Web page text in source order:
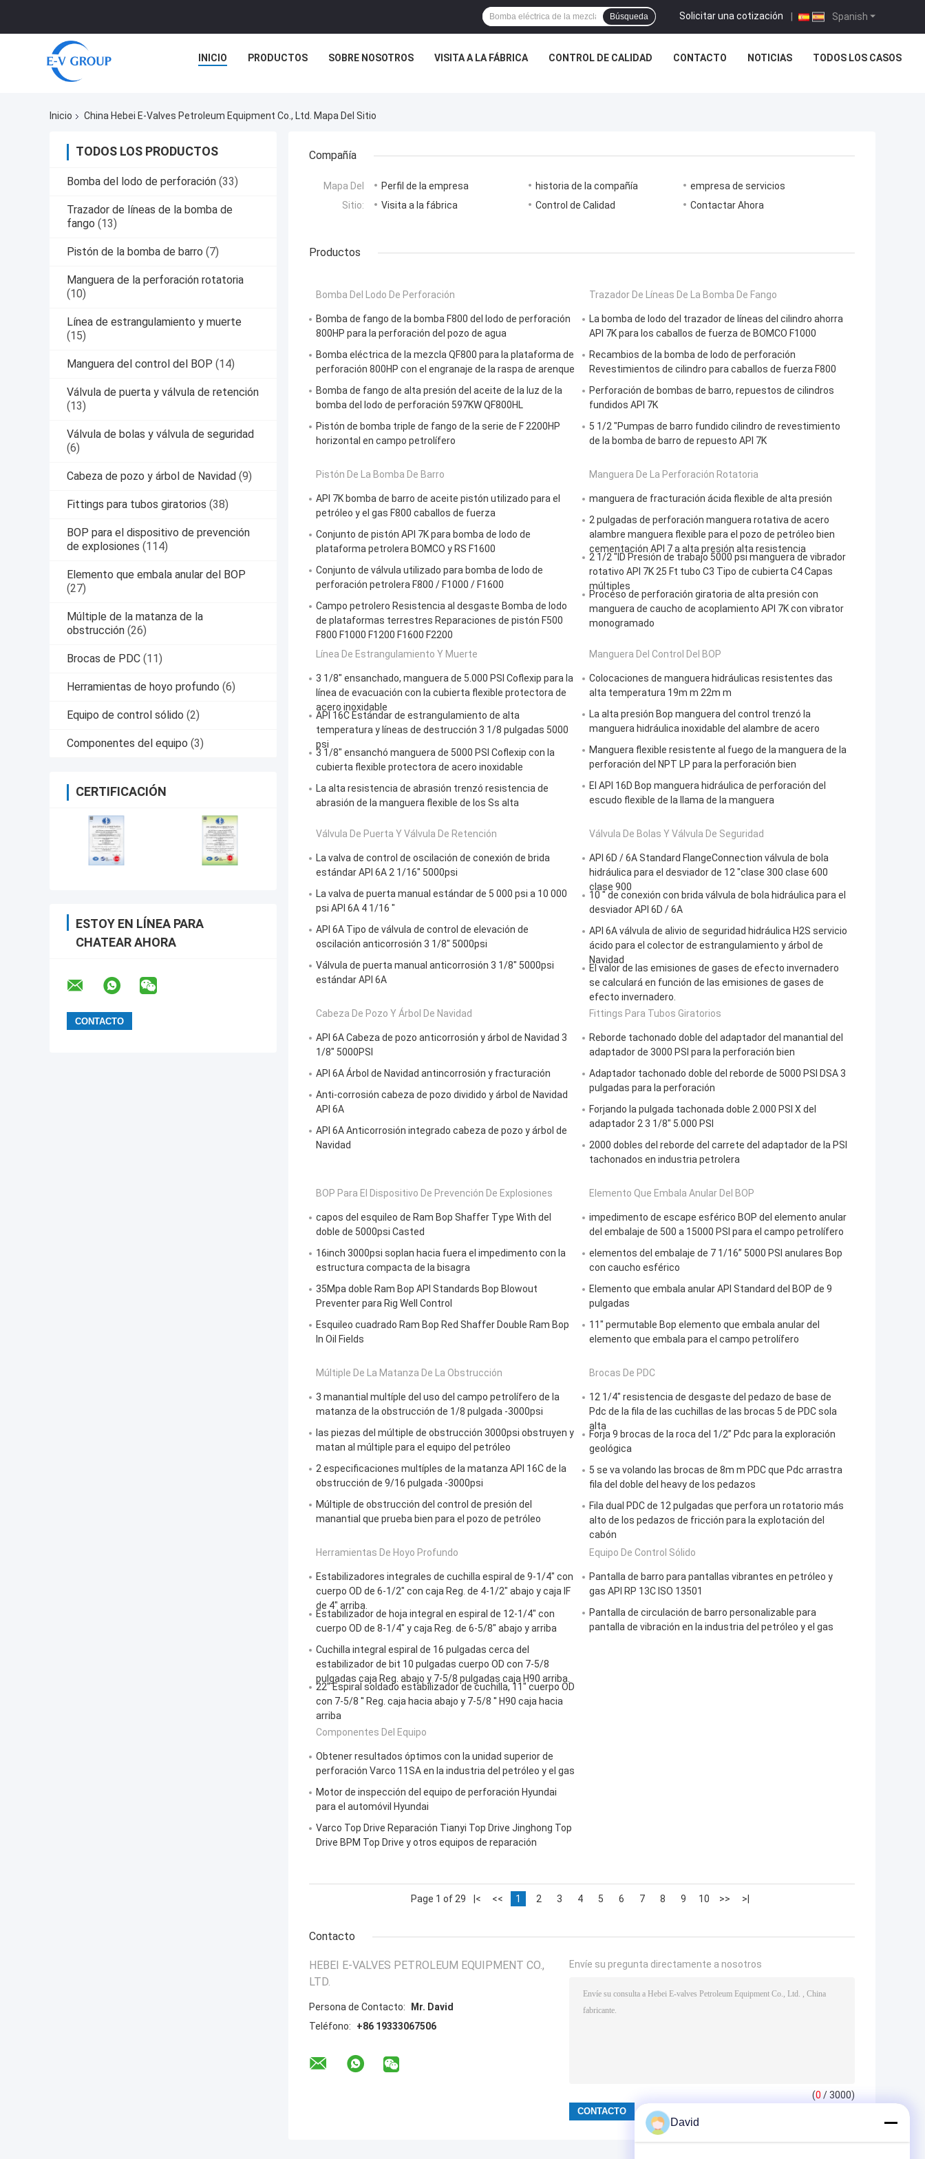
Spanish
Solicitar una cotización |
Búsqueda
INICIO PRODUCTOS SOBRE NOSOTROS VISITA A LA FÁBRICA CONTROL DE CALIDAD CONTACTO NOTICIAS TODOS LOS CASOS
Inicio China Hebei E-Valves Petroleum Equipment Co., Ltd. Mapa Del Sitio
TODOS LOS PRODUCTOS
Bomba del lodo de perforación (33)
Trazador de líneas de la bomba de
fango (13)
Pistón de la bomba de barro (7)
Manguera de la perforación rotatoria
(10)
Línea de estrangulamiento y muerte
(15)
Manguera del control del BOP (14)
Válvula de puerta y válvula de retención
(13)
Válvula de bolas y válvula de seguridad
(6)
Cabeza de pozo y árbol de Navidad (9)
Fittings para tubos giratorios (38)
BOP para el dispositivo de prevención
de explosiones (114)
Elemento que embala anular del BOP
(27)
Múltiple de la matanza de la
obstrucción (26)
Brocas de PDC (11)
Herramientas de hoyo profundo (6)
Equipo de control sólido (2)
Componentes del equipo (3)
CERTIFICACIÓN
ESTOY EN LÍNEA PARA
CHATEAR AHORA
Compañía
Mapa Del
Sitio:
Perfil de la empresa historia de la compañía
empresa de servicios
Visita a la fábrica
Control de Calidad Contactar Ahora
Productos
Bomba Del Lodo De Perforación
Bomba de fango de la bomba F800 del lodo de perforación
800HP para la perforación del pozo de agua
Bomba eléctrica de la mezcla QF800 para la plataforma de
perforación 800HP con el engranaje de la raspa de arenque
Bomba de fango de alta presión del aceite de la luz de la
bomba del lodo de perforación 597KW QF800HL
Pistón de bomba triple de fango de la serie de F 2200HP
horizontal en campo petrolífero
Trazador De Líneas De La Bomba De Fango
La bomba de lodo del trazador de líneas del cilindro ahorra
API 7K para los caballos de fuerza de BOMCO F1000
Recambios de la bomba de lodo de perforación
Revestimientos de cilindro para caballos de fuerza F800
Perforación de bombas de barro, repuestos de cilindros
fundidos API 7K
5 1/2 "Pumpas de barro fundido cilindro de revestimiento
de la bomba de barro de repuesto API 7K
Pistón De La Bomba De Barro
API 7K bomba de barro de aceite pistón utilizado para el
petróleo y el gas F800 caballos de fuerza
Conjunto de pistón API 7K para bomba de lodo de
plataforma petrolera BOMCO y RS F1600
Conjunto de válvula utilizado para bomba de lodo de
perforación petrolera F800 / F1000 / F1600
Campo petrolero Resistencia al desgaste Bomba de lodo
de plataformas terrestres Reparaciones de pistón F500
F800 F1000 F1200 F1600 F2200
Manguera De La Perforación Rotatoria
manguera de fracturación ácida flexible de alta presión
2 pulgadas de perforación manguera rotativa de acero
alambre manguera flexible para el pozo de petróleo bien
cementación API 7 a alta presión alta resistencia
2 1/2 "ID Presión de trabajo 5000 psi manguera de vibrador
rotativo API 7K 25 Ft tubo C3 Tipo de cubierta C4 Capas
múltiples
Proceso de perforación giratoria de alta presión con
manguera de caucho de acoplamiento API 7K con vibrator
monogramado
Línea De Estrangulamiento Y Muerte
3 1/8" ensanchado, manguera de 5.000 PSI Coflexip para la
línea de evacuación con la cubierta flexible protectora de
acero inoxidable
API 16C Estándar de estrangulamiento de alta
temperatura y líneas de destrucción 3 1/8 pulgadas 5000
psi
3 1/8" ensanchó manguera de 5000 PSI Coflexip con la
cubierta flexible protectora de acero inoxidable
La alta resistencia de abrasión trenzó resistencia de
abrasión de la manguera flexible de los Ss alta
Manguera Del Control Del BOP
Colocaciones de manguera hidráulicas resistentes das
alta temperatura 19m m 22m m
La alta presión Bop manguera del control trenzó la
manguera hidráulica inoxidable del alambre de acero
Manguera flexible resistente al fuego de la manguera de la
perforación del NPT LP para la perforación bien
El API 16D Bop manguera hidráulica de perforación del
escudo flexible de la llama de la manguera
Válvula De Puerta Y Válvula De Retención
La valva de control de oscilación de conexión de brida
estándar API 6A 2 1/16" 5000psi
La valva de puerta manual estándar de 5 000 psi a 10 000
psi API 6A 4 1/16 "
API 6A Tipo de válvula de control de elevación de
oscilación anticorrosión 3 1/8" 5000psi
Válvula de puerta manual anticorrosión 3 1/8" 5000psi
estándar API 6A
Válvula De Bolas Y Válvula De Seguridad
API 6D / 6A Standard FlangeConnection válvula de bola
hidráulica para el desviador de 12 "clase 300 clase 600
clase 900
10 " de conexión con brida válvula de bola hidráulica para el
desviador API 6D / 6A
API 6A válvula de alivio de seguridad hidráulica H2S servicio
ácido para el colector de estrangulamiento y árbol de
Navidad
El valor de las emisiones de gases de efecto invernadero
se calculará en función de las emisiones de gases de
efecto invernadero.
Cabeza De Pozo Y Árbol De Navidad
API 6A Cabeza de pozo anticorrosión y árbol de Navidad 3
1/8" 5000PSI
API 6A Árbol de Navidad antincorrosión y fracturación
Anti-corrosión cabeza de pozo dividido y árbol de Navidad
API 6A
API 6A Anticorrosión integrado cabeza de pozo y árbol de
Navidad
Fittings Para Tubos Giratorios
Reborde tachonado doble del adaptador del manantial del
adaptador de 3000 PSI para la perforación bien
Adaptador tachonado doble del reborde de 5000 PSI DSA 3
pulgadas para la perforación
Forjando la pulgada tachonada doble 2.000 PSI X del
adaptador 2 3 1/8" 5.000 PSI
2000 dobles del reborde del carrete del adaptador de la PSI
tachonados en industria petrolera
BOP Para El Dispositivo De Prevención De Explosiones
capos del esquileo de Ram Bop Shaffer Type With del
doble de 5000psi Casted
16inch 3000psi soplan hacia fuera el impedimento con la
estructura compacta de la bisagra
35Mpa doble Ram Bop API Standards Bop Blowout
Preventer para Rig Well Control
Esquileo cuadrado Ram Bop Red Shaffer Double Ram Bop
In Oil Fields
Elemento Que Embala Anular Del BOP
impedimento de escape esférico BOP del elemento anular
del embalaje de 500 a 15000 PSI para el campo petrolífero
elementos del embalaje de 7 1/16” 5000 PSI anulares Bop
con caucho esférico
Elemento que embala anular API Standard del BOP de 9
pulgadas
11" permutable Bop elemento que embala anular del
elemento que embala para el campo petrolífero
Múltiple De La Matanza De La Obstrucción
3 manantial multíple del uso del campo petrolífero de la
matanza de la obstrucción de 1/8 pulgada -3000psi
las piezas del múltiple de obstrucción 3000psi obstruyen y
matan al múltiple para el equipo del petróleo
2 especificaciones multíples de la matanza API 16C de la
obstrucción de 9/16 pulgada -3000psi
Múltiple de obstrucción del control de presión del
manantial que prueba bien para el pozo de petróleo
Brocas De PDC
12 1/4" resistencia de desgaste del pedazo de base de
Pdc de la fila de las cuchillas de las brocas 5 de PDC sola
alta
Forja 9 brocas de la roca del 1/2” Pdc para la exploración
geológica
5 se va volando las brocas de 8m m PDC que Pdc arrastra
fila del doble del heavy de los pedazos
Fila dual PDC de 12 pulgadas que perfora un rotatorio más
alto de los pedazos de fricción para la explotación del
cabón
Herramientas De Hoyo Profundo
Estabilizadores integrales de cuchilla espiral de 9-1/4" con
cuerpo OD de 6-1/2" con caja Reg. de 4-1/2" abajo y caja IF
de 4" arriba.
Estabilizador de hoja integral en espiral de 12-1/4" con
cuerpo OD de 8-1/4" y caja Reg. de 6-5/8" abajo y arriba
Cuchilla integral espiral de 16 pulgadas cerca del
estabilizador de bit 10 pulgadas cuerpo OD con 7-5/8
pulgadas caja Reg. abajo y 7-5/8 pulgadas caja H90 arriba.
22" Espiral soldado estabilizador de cuchilla, 11" cuerpo OD
con 7-5/8 ′′ Reg. caja hacia abajo y 7-5/8 ′′ H90 caja hacia
arriba
Equipo De Control Sólido
Pantalla de barro para pantallas vibrantes en petróleo y
gas API RP 13C ISO 13501
Pantalla de circulación de barro personalizable para
pantalla de vibración en la industria del petróleo y el gas
Componentes Del Equipo
Obtener resultados óptimos con la unidad superior de
perforación Varco 11SA en la industria del petróleo y el gas
Motor de inspección del equipo de perforación Hyundai
para el automóvil Hyundai
Varco Top Drive Reparación Tianyi Top Drive Jinghong Top
Drive BPM Top Drive y otros equipos de reparación
Page 1 of 29 |< << 1 2 3 4 5 6 7 8 9 10 >> >|
Contacto
HEBEI E-VALVES PETROLEUM EQUIPMENT CO.,
LTD.
Persona de Contacto:
Mr. David
Teléfono:
+86 19333067506
Envíe su pregunta directamente a nosotros
(0 / 3000)
David